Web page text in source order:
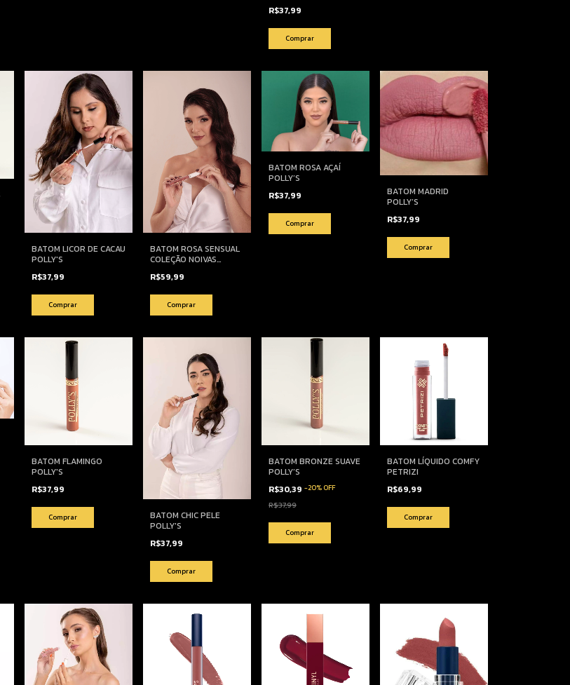
R$37,99
BATOM LICOR DE CACAU
POLLY'S
R$37,99
BATOM ROSA SENSUAL
COLEÇÃO NOIVAS
R$59,99
BATOM ROSA AÇAÍ
POLLY’S
R$37,99
BATOM MADRID
POLLY’S
R$37,99
BATOM FLAMINGO
POLLY'S
R$37,99
BATOM CHIC PELE
POLLY'S
R$37,99
BATOM BRONZE SUAVE
POLLY’S
R$30,39 -20%OFF
R$37,99
BATOM LÍQUIDO COMFY
PETRIZI
R$69,99
Comprar